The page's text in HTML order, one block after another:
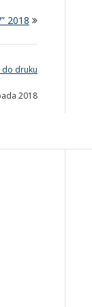
2018
do druku
2018